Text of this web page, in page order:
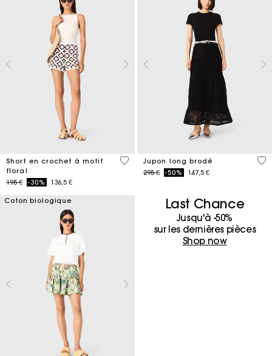
Short en crochet à motif
floral
Price reduced from
195 €to-30% 136,5 €
5 out of 5 Customer Rating
Jupon long brodé
Price reduced from
295 €to-50% 147,5 €
5
Coton biologique Last Chance
Jusqu'à -50%
sur les dernières pièces
Shop now